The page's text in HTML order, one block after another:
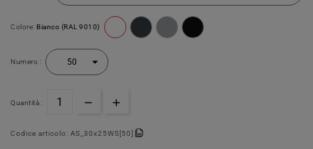
Colore: Bianco (RAL 9010)
Numero :
Quantità :
Codice articolo: AS_30x25WS[50]